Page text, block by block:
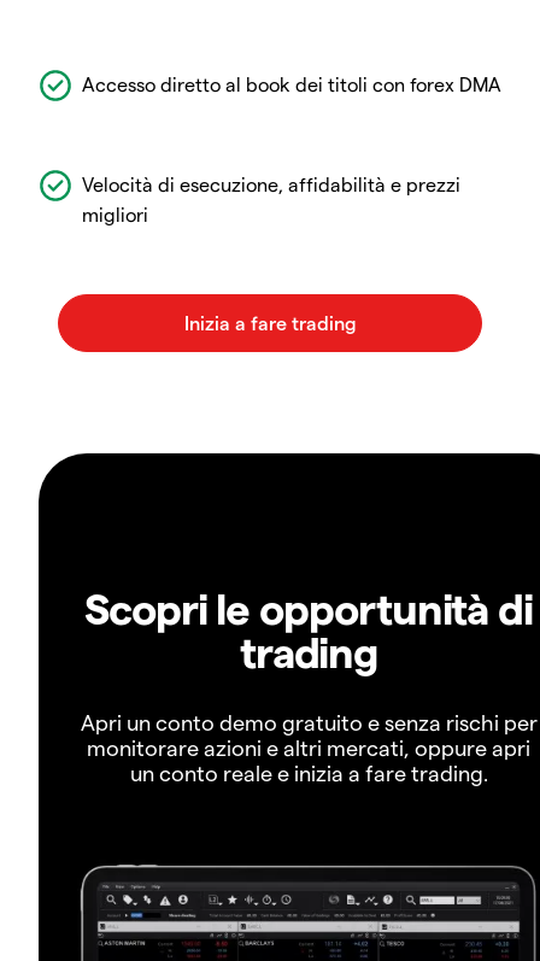
Accesso diretto al book dei titoli con forex DMA
Velocità di esecuzione, affidabilità e prezzi
migliori
Scopri le opportunità di
trading
Apri un conto demo gratuito e senza rischi per
monitorare azioni e altri mercati, oppure apri
un conto reale e inizia a fare trading.